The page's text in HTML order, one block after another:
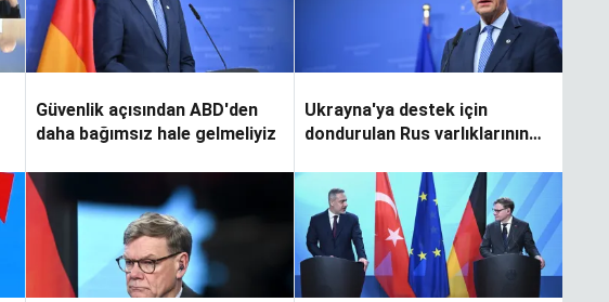
Güvenlik açısından ABD'den
daha bağımsız hale gelmeliyiz
Ukrayna'ya destek için
dondurulan Rus varlıklarının